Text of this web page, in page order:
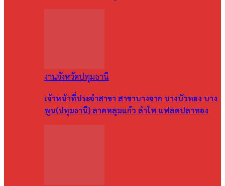
งานจังหวัดปทุมธานี
เจ้าหน้าที่ประจำสาขา สาขาบางจาก บางบัวทอง บาง
พูน(ปทุมธานี) ลาดหลุมแก้ว ลำโพ แฟลตปลาทอง